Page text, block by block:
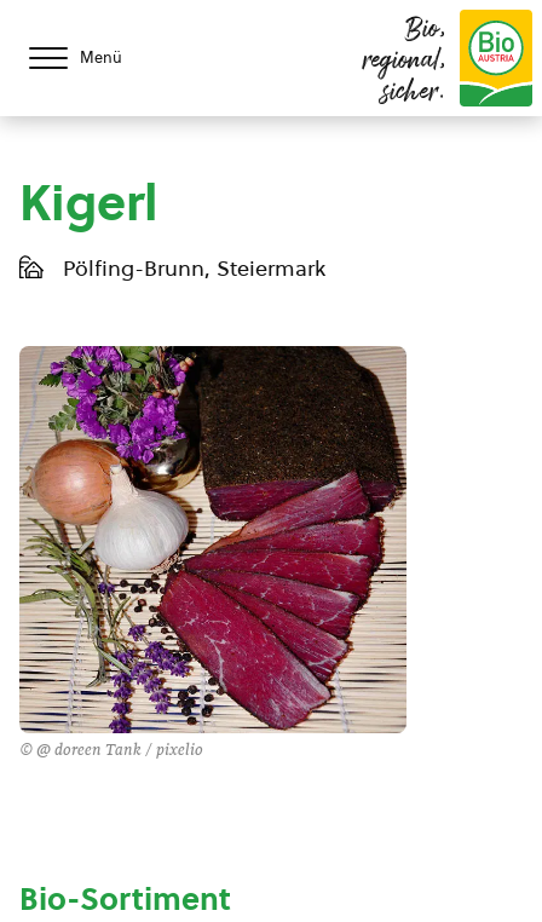
Menü
Bio,
regional,
sicher.
Kigerl
Pölfing-Brunn, Steiermark
© @ doreen Tank / pixelio
Bio-Sortiment